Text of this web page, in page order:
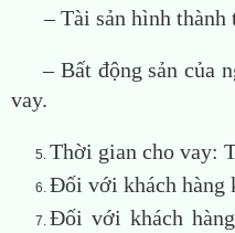
– Tài sản hình thành
– Bất động sản của
vay.
Thời gian cho vay:
Đối với khách hàng
Đối với khách